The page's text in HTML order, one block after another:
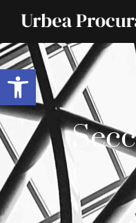
Abrir barra